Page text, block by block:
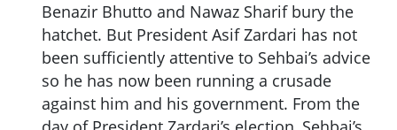
Benazir Bhutto and Nawaz Sharif bury the
hatchet. But President Asif Zardari has not
been sufficiently attentive to Sehbai’s advice
so he has now been running a crusade
against him and his government. From the